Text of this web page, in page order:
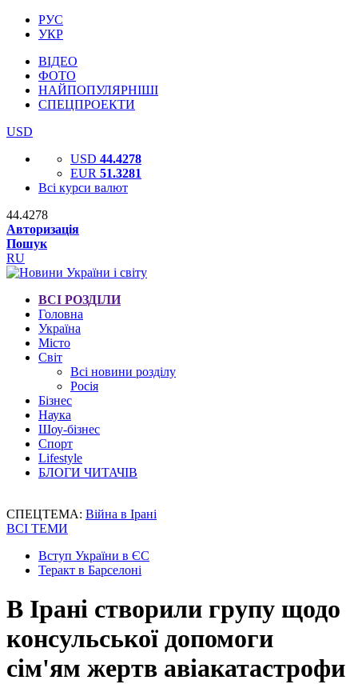
РУС
УКР
ВІДЕО
ФОТО
НАЙПОПУЛЯРНІШІ
СПЕЦПРОЕКТИ
USD
USD 44.4278
EUR 51.3281
Всі курси валют
44.4278
Авторизація
Пошук
RU
ВСІ РОЗДІЛИ
Головна
Україна
Місто
Світ
Всі новини розділу
Росія
Бізнес
Наука
Шоу-бізнес
Спорт
Lifestyle
БЛОГИ ЧИТАЧІВ
СПЕЦТЕМА: Війна в Ірані
ВСІ ТЕМИ
Вступ України в ЄС
Теракт в Барселоні
В Ірані створили групу щодо
консульської допомоги
сім'ям жертв авіакатастрофи